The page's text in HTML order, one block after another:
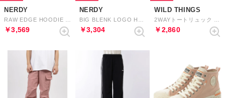
NERDY
￥3,569
NERDY
￥3,304
WILD THINGS
￥2,860